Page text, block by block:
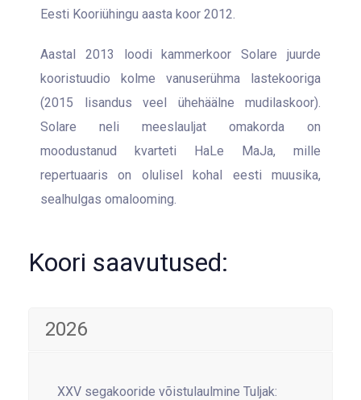
Eesti Kooriühingu aasta koor 2012.
Aastal 2013 loodi kammerkoor Solare juurde
kooristuudio kolme vanuserühma lastekooriga
(2015 lisandus veel ühehäälne mudilaskoor).
Solare neli meeslauljat omakorda on
moodustanud kvarteti HaLe MaJa, mille
repertuaaris on olulisel kohal eesti muusika,
sealhulgas omalooming.
Koori saavutused:
2026
XXV segakooride võistulaulmine Tuljak: